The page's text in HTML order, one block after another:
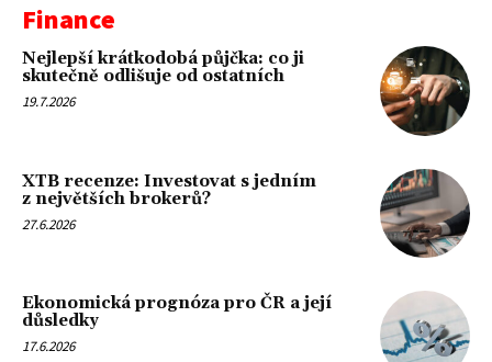
Finance
Nejlepší krátkodobá půjčka: co ji
skutečně odlišuje od ostatních
19.7.2026
XTB recenze: Investovat s jedním
z největších brokerů?
27.6.2026
Ekonomická prognóza pro ČR a její
důsledky
17.6.2026